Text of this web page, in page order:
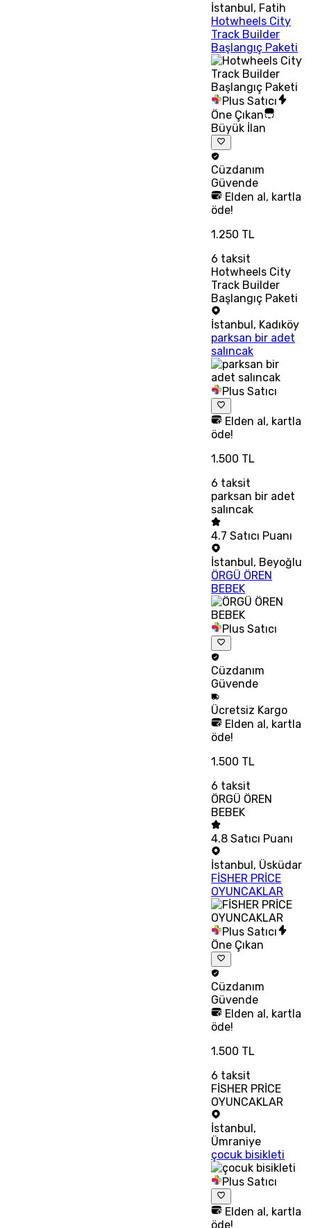
İstanbul, Fatih
Hotwheels City
Track Builder
Başlangıç Paketi
Plus Satıcı
Öne Çıkan
Büyük İlan
Cüzdanım
Güvende
Elden al, kartla
öde!
1.250 TL
6 taksit
Hotwheels City
Track Builder
Başlangıç Paketi
İstanbul , Kadıköy
parksan bir adet
salıncak
Plus Satıcı
Elden al, kartla
öde!
1.500 TL
6 taksit
parksan bir adet
salıncak
4.7 Satıcı Puanı
İstanbul, Beyoğlu
ÖRGÜ ÖREN
BEBEK
Plus Satıcı
Cüzdanım
Güvende
Ücretsiz Kargo
Elden al, kartla
öde!
1.500 TL
6 taksit
ÖRGÜ ÖREN
BEBEK
4.8 Satıcı Puanı
İstanbul, Üsküdar
FİSHER PRİCE
OYUNCAKLAR
Plus Satıcı
Öne Çıkan
Cüzdanım
Güvende
Elden al, kartla
öde!
1.500 TL
6 taksit
FİSHER PRİCE
OYUNCAKLAR
İstanbul ,
Ümraniye
çocuk bisikleti
Plus Satıcı
Elden al, kartla
öde!